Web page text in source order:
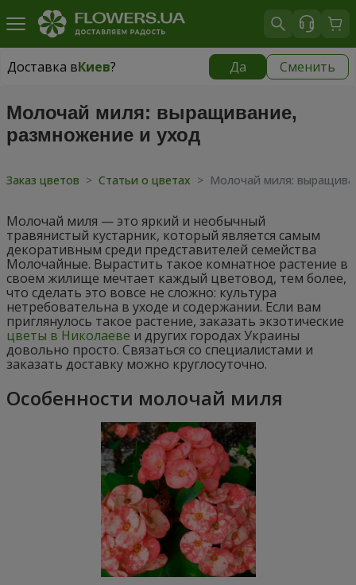
Доставка вКиев? Да Сменить
Доставка вКиев
Молочай миля: выращивание,
размножение и уход
Заказ цветов > Статьи о цветах > Молочай миля:
Молочай миля — это яркий и необычный
травянистый кустарник, который является самым
декоративным среди представителей семейства
Молочайные. Вырастить такое комнатное растение в
своем жилище мечтает каждый цветовод, тем более,
что сделать это вовсе не сложно: культура
нетребовательна в уходе и содержании. Если вам
приглянулось такое растение, заказать экзотические
цветы в Николаеве и других городах Украины
довольно просто. Связаться со специалистами и
заказать доставку можно круглосуточно.
Особенности молочай миля